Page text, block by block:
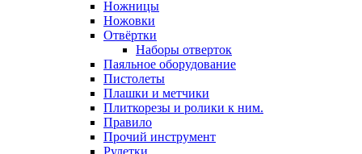
Ножницы
Ножовки
Отвёртки
Наборы отверток
Паяльное оборудование
Пистолеты
Плашки и метчики
Плиткорезы и ролики к ним.
Правило
Прочий инструмент
Рулетки